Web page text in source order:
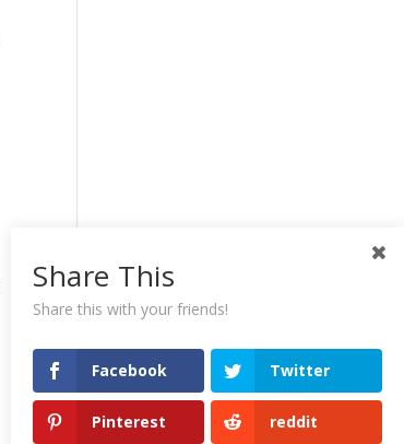
Share This
Share this with your friends!
Facebook Twitter
Pinterest reddit